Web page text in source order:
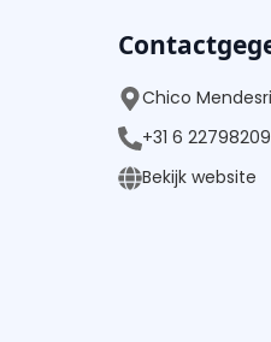
Chico
+31 6 22798209
Bekijk website